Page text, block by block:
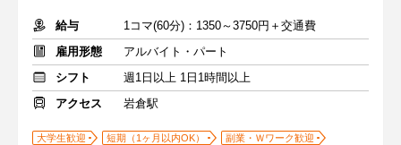
給与
1コマ(60分)：1350～3750円＋交通費
雇用形態
アルバイト・パート
シフト
週1日以上 1日1時間以上
アクセス
岩倉駅
大学生歓迎 短期（1ヶ月以内OK）
副業・Ｗワーク歓迎